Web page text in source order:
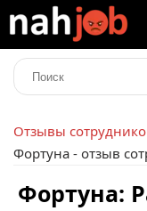
Отзывы
Фортуна - отзыв
Фортуна: